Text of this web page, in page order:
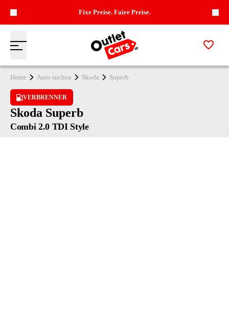
Fixe Preise. Faire Preise.
Menü
Zur Startseite
Zur
Home Auto suchen Skoda Superb
VERBRENNER
Skoda Superb
Combi 2.0 TDI Style